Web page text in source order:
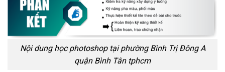
Nội dung học photoshop tại phường Bình Trị Đông A
quận Bình Tân tphcm